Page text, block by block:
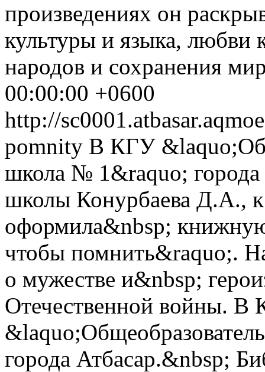
произведениях он
культуры и языка, любви
народов и сохранения
00:00:00 +0600
http://
pomnity В КГУ
школа № 1&raquo; города
школы Конурбаева Д.А.,
оформила&nbsp;
чтобы помнить&raquo;.
о мужестве и&nbsp;
Отечественной войны. В
города Атбасар.&nbsp;